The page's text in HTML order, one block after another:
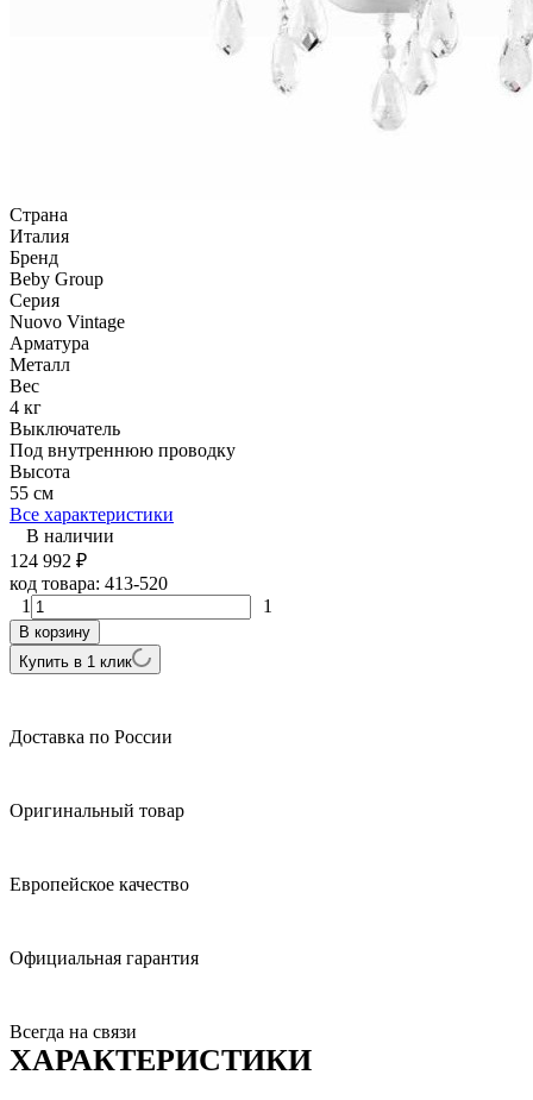
Страна
Италия
Бренд
Beby Group
Серия
Nuovo Vintage
Арматура
Металл
Вес
4 кг
Выключатель
Под внутреннюю проводку
Высота
55 см
Все характеристики
В наличии
124 992 ₽
код товара: 413-520
1
1
В корзину
Купить в 1 клик
Доставка по России
Оригинальный товар
Европейское качество
Официальная гарантия
Всегда на связи
ХАРАКТЕРИСТИКИ